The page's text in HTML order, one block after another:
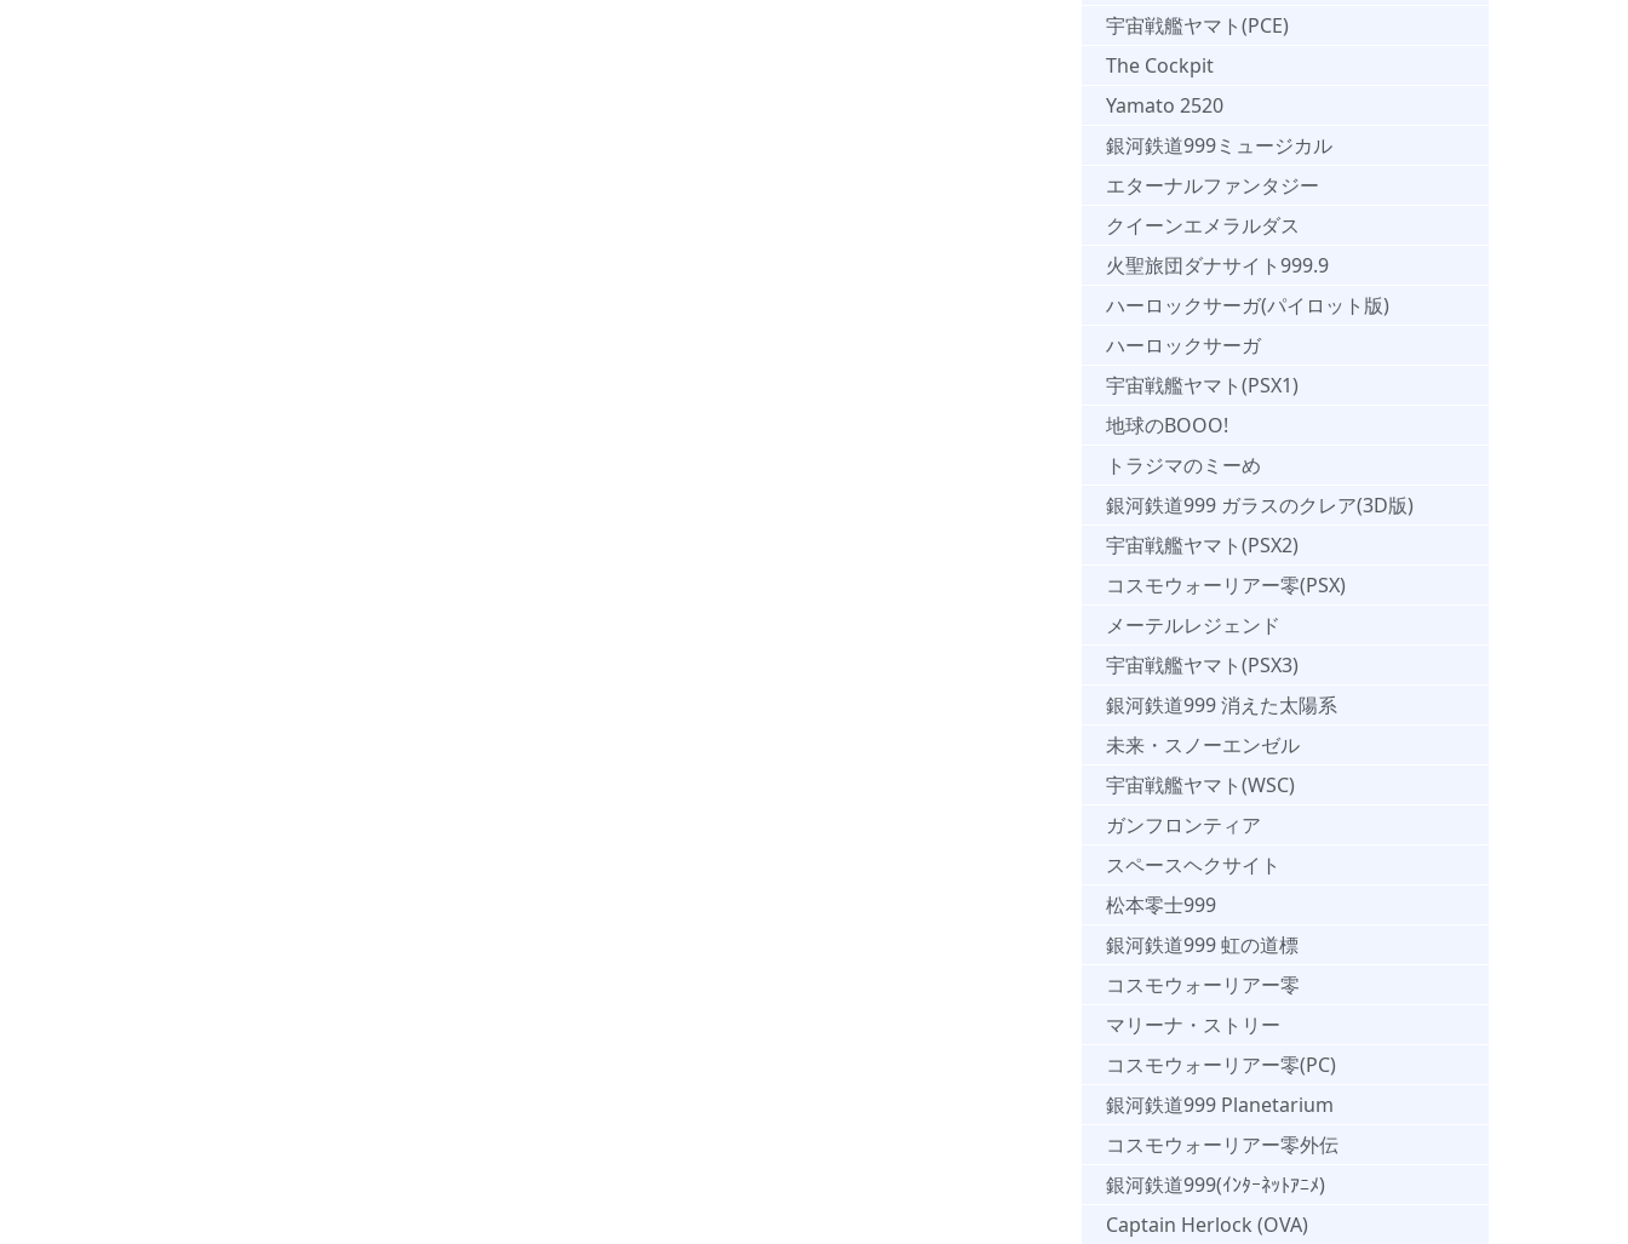
宇宙戦艦ヤマト(PCE)
The Cockpit
Yamato 2520
銀河鉄道999ミュージカル
エターナルファンタジー
クイーンエメラルダス
火聖旅団ダナサイト999.9
ハーロックサーガ(パイロット版)
ハーロックサーガ
宇宙戦艦ヤマト(PSX1)
地球のBOOO!
トラジマのミーめ
銀河鉄道999 ガラスのクレア(3D版)
宇宙戦艦ヤマト(PSX2)
コスモウォーリアー零(PSX)
メーテルレジェンド
宇宙戦艦ヤマト(PSX3)
銀河鉄道999 消えた太陽系
未来・スノーエンゼル
宇宙戦艦ヤマト(WSC)
ガンフロンティア
スペースヘクサイト
松本零士999
銀河鉄道999 虹の道標
コスモウォーリアー零
マリーナ・ストリー
コスモウォーリアー零(PC)
銀河鉄道999 Planetarium
コスモウォーリアー零外伝
銀河鉄道999(ｲﾝﾀｰﾈｯﾄｱﾆﾒ)
Captain Herlock (OVA)